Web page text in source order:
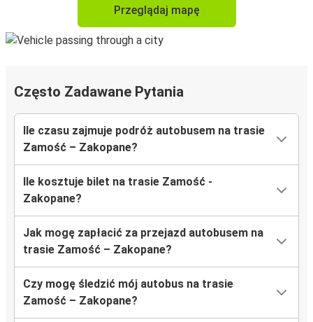
Przeglądaj mapę
Często Zadawane Pytania
Ile czasu zajmuje podróż autobusem na trasie
Zamość – Zakopane?
Ile kosztuje bilet na trasie Zamość -
Zakopane?
Jak mogę zapłacić za przejazd autobusem na
trasie Zamość – Zakopane?
Czy mogę śledzić mój autobus na trasie
Zamość – Zakopane?